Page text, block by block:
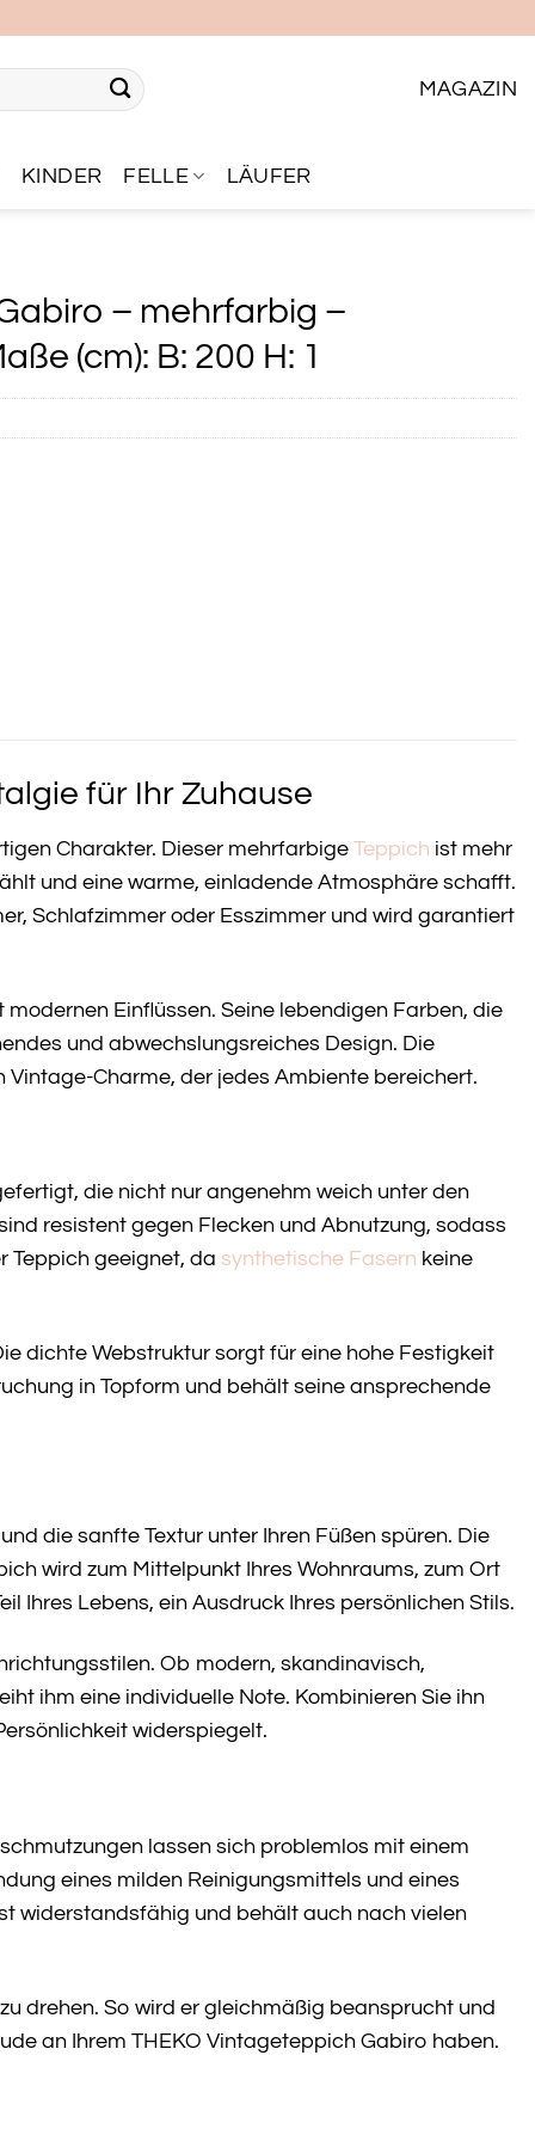
MAGAZIN
KINDER FELLE LÄUFER
– mehrfarbig –
(cm): B: 200 H: 1
für Ihr Zuhause
Charakter. Dieser mehrfarbige Teppich ist mehr
und eine warme, einladende Atmosphäre schafft.
Schlafzimmer oder Esszimmer und wird garantiert
Einflüssen. Seine lebendigen Farben, die
und abwechslungsreiches Design. Die
Charme, der jedes Ambiente bereichert.
die nicht nur angenehm weich unter den
resistent gegen Flecken und Abnutzung, sodass
Teppich geeignet, da synthetische Fasern keine
dichte Webstruktur sorgt für eine hohe Festigkeit
in Topform und behält seine ansprechende
die sanfte Textur unter Ihren Füßen spüren. Die
wird zum Mittelpunkt Ihres Wohnraums, zum Ort
Ihres Lebens, ein Ausdruck Ihres persönlichen Stils.
Ob modern, skandinavisch,
ihm eine individuelle Note. Kombinieren Sie ihn
widerspiegelt.
lassen sich problemlos mit einem
eines milden Reinigungsmittels und eines
widerstandsfähig und behält auch nach vielen
drehen. So wird er gleichmäßig beansprucht und
an Ihrem THEKO Vintageteppich Gabiro haben.